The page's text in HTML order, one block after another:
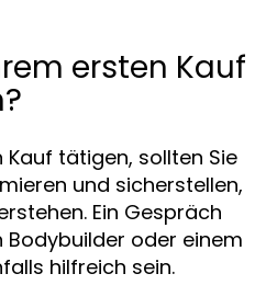
ersten Kauf
Kauf tätigen, sollten Sie
und sicherstellen,
Ein Gespräch
oder einem
hilfreich sein.